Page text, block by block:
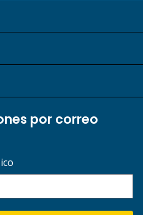
por correo